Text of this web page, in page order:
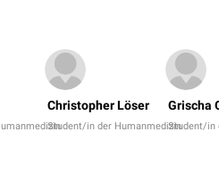
Christopher Löser
Student/in der Humanmedizin
Grischa
Student/in